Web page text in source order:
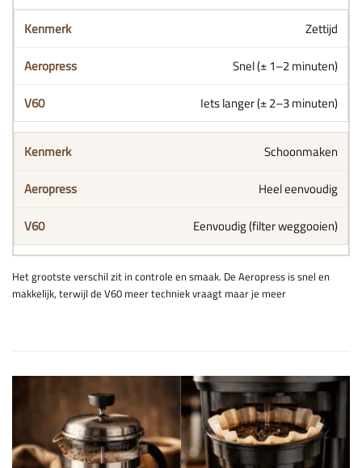
Zettijd
Snel (± 1–2 minuten)
Iets langer (± 2–3 minuten)
Schoonmaken
Heel eenvoudig
Eenvoudig (filter weggooien)
Het grootste verschil zit in controle en smaak. De Aeropress is snel en
makkelijk, terwijl de V60 meer techniek vraagt maar je meer